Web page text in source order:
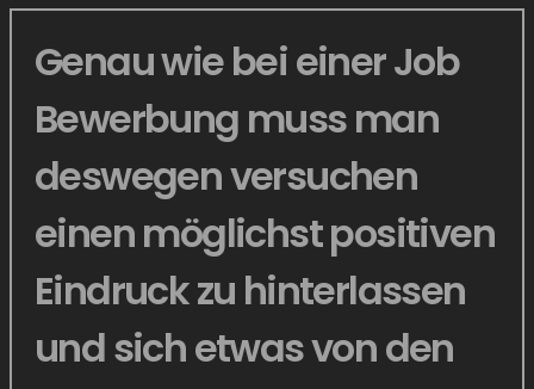
Genau wie bei einer Job
Bewerbung muss man
deswegen versuchen
einen möglichst positiven
Eindruck zu hinterlassen
und sich etwas von den